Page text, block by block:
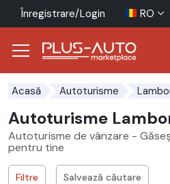
Înregistrare/Login RO
Acasă Autoturisme
Autoturisme
Autoturisme de vânzare -
pentru tine
Salvează căutare
Filtre